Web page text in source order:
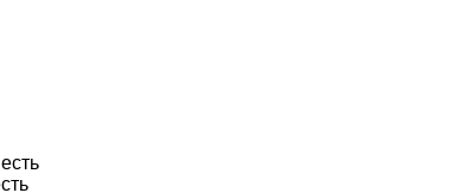
есть